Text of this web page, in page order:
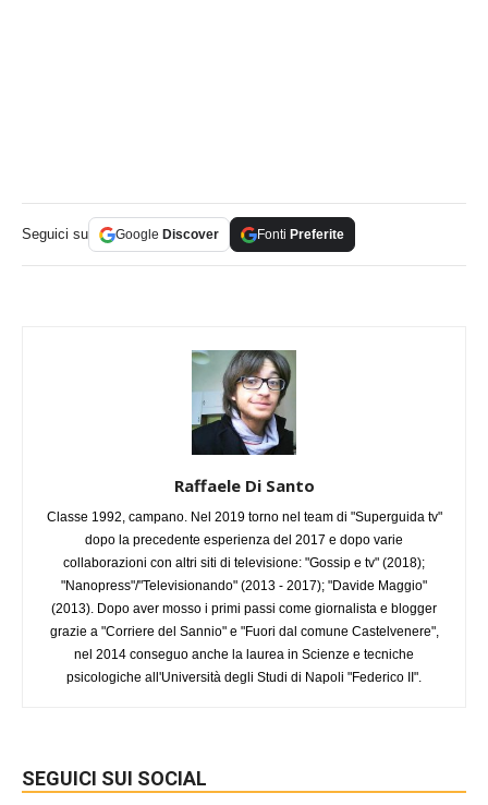
Seguici su Google Discover Fonti Preferite
Raffaele Di Santo
Classe 1992, campano. Nel 2019 torno nel team di "Superguida tv"
dopo la precedente esperienza del 2017 e dopo varie
collaborazioni con altri siti di televisione: "Gossip e tv" (2018);
"Nanopress"/"Televisionando" (2013 - 2017); "Davide Maggio"
(2013). Dopo aver mosso i primi passi come giornalista e blogger
grazie a "Corriere del Sannio" e "Fuori dal comune Castelvenere",
nel 2014 conseguo anche la laurea in Scienze e tecniche
psicologiche all'Università degli Studi di Napoli "Federico II".
SEGUICI SUI SOCIAL